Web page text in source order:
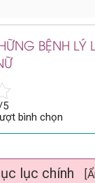
BỆNH LÝ
bình chọn
lục chính